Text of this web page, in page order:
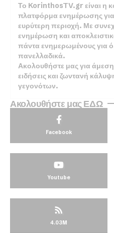
Το KorinthosTV.gr είναι η
πλατφόρμα ενημέρωσης για
ευρύτερη περιοχή. Με
ενημέρωση και
πάντα ενημερωμένους για
πανελλαδικά.
Ακολουθήστε μας για
ειδήσεις και ζωντανή
γεγονότων.
Ακολουθήστε μας ΕΔΩ
Facebook
Youtube
4.03M